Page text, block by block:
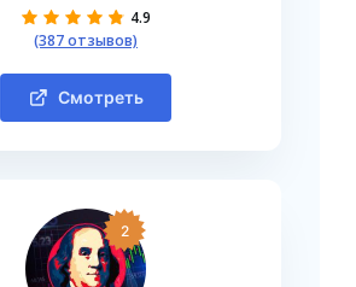
4.9
(387 отзывов)
Смотреть
2